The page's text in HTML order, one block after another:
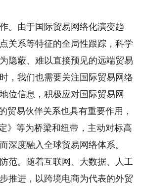
由于国际贸易网络化演变趋
关系等特征的全局性跟踪，科学
隐蔽、难以直接预见的远端贸易
，我们也需要关注国际贸易网络
位信息，积极应对国际贸易网
易伙伴关系也具有重要作用，
》等为桥梁和纽带，主动对标高
深度融入全球贸易网络体系。
。随着互联网、大数据、人工
推进，以跨境电商为代表的外贸